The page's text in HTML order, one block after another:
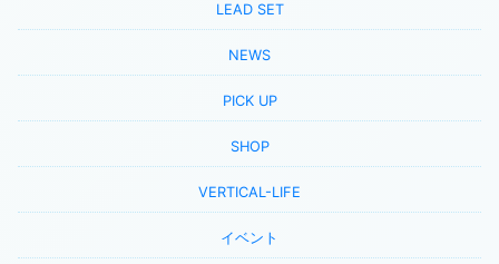
LEAD SET
NEWS
PICK UP
SHOP
VERTICAL-LIFE
イベント